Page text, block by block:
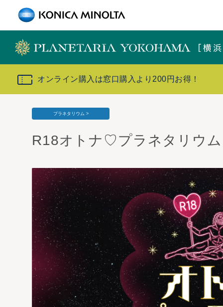
オンライン購入は窓口購入より200円お得！
プラネタリウム >
R18オトナ♡プラネタリウ